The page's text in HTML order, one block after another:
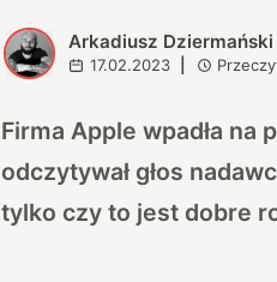
A Arkadiusz Dziermański
17.02.2023
Firma Apple wpadła
odczytywał głos
tylko czy to jest dobre